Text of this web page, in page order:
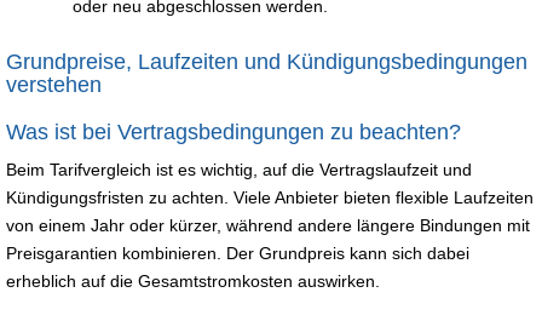
oder neu abgeschlossen werden.
Grundpreise, Laufzeiten und Kündigungsbedingungen
verstehen
Was ist bei Vertragsbedingungen zu beachten?
Beim Tarifvergleich ist es wichtig, auf die Vertragslaufzeit und
Kündigungsfristen zu achten. Viele Anbieter bieten flexible Laufzeiten
von einem Jahr oder kürzer, während andere längere Bindungen mit
Preisgarantien kombinieren. Der Grundpreis kann sich dabei
erheblich auf die Gesamtstromkosten auswirken.